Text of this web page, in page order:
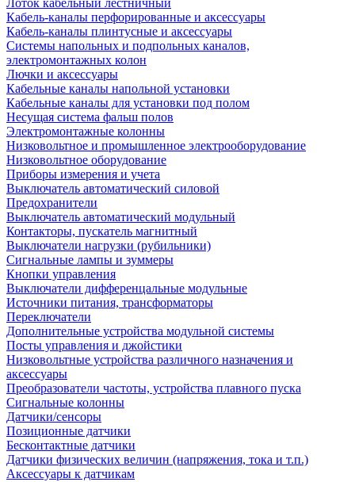
Лоток кабельный лестничный
Кабель-каналы перфорированные и аксессуары
Кабель-каналы плинтусные и аксессуары
Системы напольных и подпольных каналов,
электромонтажных колон
Лючки и аксессуары
Кабельные каналы напольной установки
Кабельные каналы для установки под полом
Несущая система фальш полов
Электромонтажные колонны
Низковольтное и промышленное электрооборудование
Низковольтное оборудование
Приборы измерения и учета
Выключатель автоматический силовой
Предохранители
Выключатель автоматический модульный
Контакторы, пускатель магнитный
Выключатели нагрузки (рубильники)
Сигнальные лампы и зуммеры
Кнопки управления
Выключатели дифференцальные модульные
Источники питания, трансформаторы
Переключатели
Дополнительные устройства модульной системы
Посты управления и джойстики
Низковольтные устройства различного назначения и
аксессуары
Преобразователи частоты, устройства плавного пуска
Сигнальные колонны
Датчики/сенсоры
Позиционные датчики
Бесконтактные датчики
Датчики физических величин (напряжения, тока и т.п.)
Аксессуары к датчикам